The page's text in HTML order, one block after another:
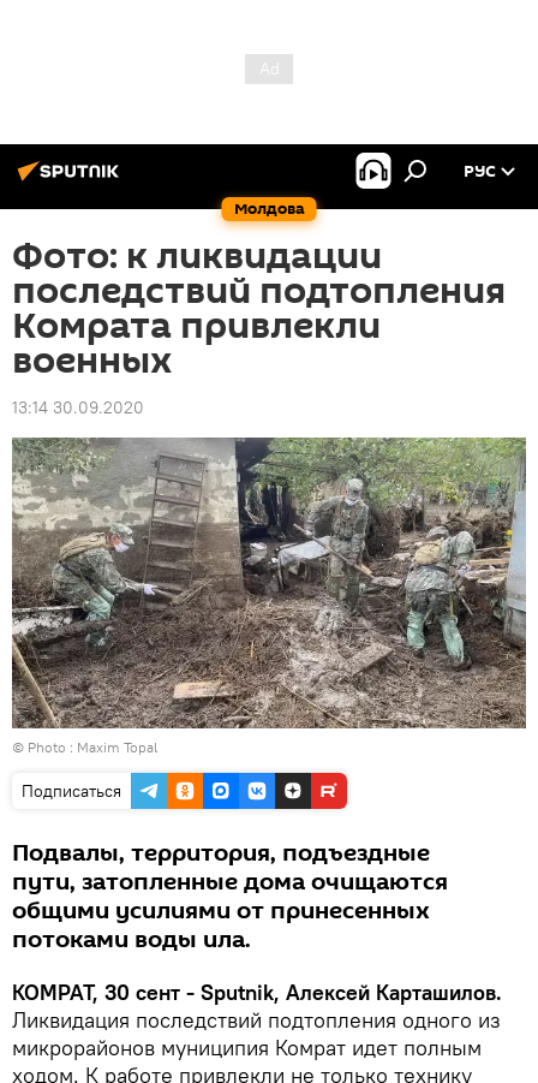
Молдова
РУС
Фото: к ликвидации
последствий подтопления
Комрата привлекли
военных
13:14 30.09.2020
© Photo : Maxim Topal
Подписаться
Подвалы, территория, подъездные
пути, затопленные дома очищаются
общими усилиями от принесенных
потоками воды ила.
КОМРАТ, 30 сент - Sputnik, Алексей Карташилов.
Ликвидация последствий подтопления одного из
микрорайонов муниципия Комрат идет полным
ходом. К работе привлекли не только технику